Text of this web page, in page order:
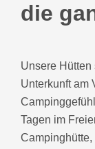
die
Unsere
Unterkunft am
Tagen im